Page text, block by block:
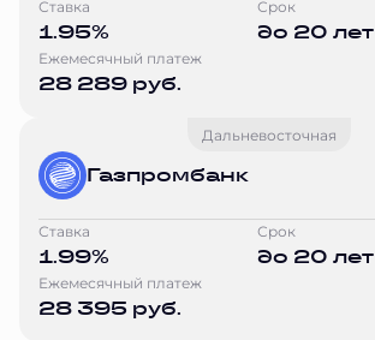
Ставка
1.95%
Срок
до 20 лет
Ежемесячный платеж
28 289 руб.
Дальневосточная
Газпромбанк
Ставка
1.99%
Срок
до 20 лет
Ежемесячный платеж
28 395 руб.